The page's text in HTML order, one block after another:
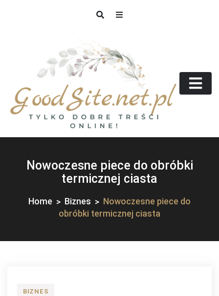
GoodSite.net.pl
Tylko dobre treści online!
Nowoczesne piece do obróbki
termicznej ciasta
Home Biznes
Nowoczesne piece do
obróbki termicznej ciasta
BIZNES